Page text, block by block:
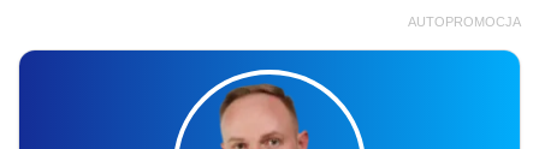
AUTOPROMOCJA